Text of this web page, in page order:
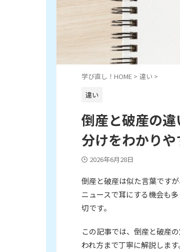
学び直し！HOME > 違い >
違い
倒産と破産の
分けをわかり
2026年6月28日
倒産と破産は似た言葉です
ニュースで耳にする機会も
切です。
この記事では、倒産と破産
われ方まで丁寧に解説します